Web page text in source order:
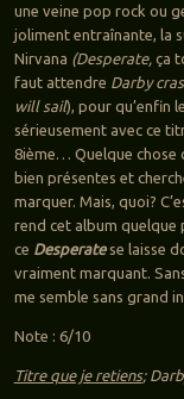
une veine pop rock ou
joliment entraînante, la
Nirvana (Desperate, ça
faut attendre Darby
will sail), pour qu’enfin
sérieusement avec ce
8ième… Quelque chose
bien présentes et
marquer. Mais, quoi?
rend cet album quelque
ce Desperatese laisse
vraiment marquant.
me semble sans grand
Note : 6/10
Titre que je retiens;